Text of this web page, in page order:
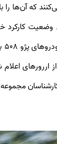
که
پژو 508، حتما
اعلام کند.
مجموعه